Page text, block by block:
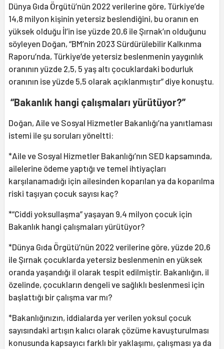
Dünya Gıda Örgütü’nün 2022 verilerine göre, Türkiye’de
14,8 milyon kişinin yetersiz beslendiğini, bu oranın en
yüksek olduğu İl’in ise yüzde 20,6 ile Şırnak’ın olduğunu
söyleyen Doğan, “BM’nin 2023 Sürdürülebilir Kalkınma
Raporu’nda, Türkiye’de yetersiz beslenmenin yaygınlık
oranının yüzde 2,5, 5 yaş altı çocuklardaki bodurluk
oranının ise yüzde 5,5 olarak açıklanmıştır” diye konuştu.
“Bakanlık hangi çalışmaları yürütüyor?”
Doğan, Aile ve Sosyal Hizmetler Bakanlığı’na yanıtlaması
istemi ile şu soruları yöneltti:
*Aile ve Sosyal Hizmetler Bakanlığı’nın SED kapsamında,
ailelerine ödeme yaptığı ve temel ihtiyaçları
karşılanamadığı için ailesinden koparılan ya da koparılma
riski taşıyan çocuk sayısı kaç?
*“Ciddi yoksullaşma” yaşayan 9,4 milyon çocuk için
Bakanlık hangi çalışmaları yürütüyor?
*Dünya Gıda Örgütü’nün 2022 verilerine göre, yüzde 20,6
ile Şırnak çocuklarda yetersiz beslenmenin en yüksek
oranda yaşandığı il olarak tespit edilmiştir. Bakanlığın, il
özelinde, çocukların dengeli ve sağlıklı beslenmesi için
başlattığı bir çalışma var mı?
*Bakanlığınızın, iddialarda yer verilen yoksul çocuk
sayısındaki artışın kalıcı olarak çözüme kavuşturulması
konusunda kapsayıcı farklı bir yaklaşımı, çalışması ya da